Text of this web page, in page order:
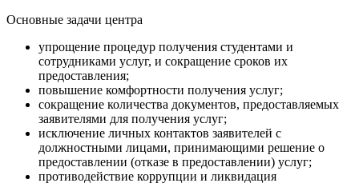
Основные задачи центра
упрощение процедур получения студентами и
сотрудниками услуг, и сокращение сроков их
предоставления;
повышение комфортности получения услуг;
сокращение количества документов, предоставляемых
заявителями для получения услуг;
исключение личных контактов заявителей с
должностными лицами, принимающими решение о
предоставлении (отказе в предоставлении) услуг;
противодействие коррупции и ликвидация